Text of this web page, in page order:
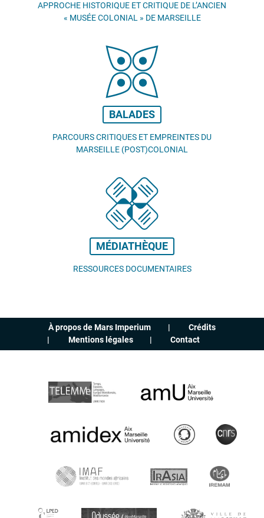
APPROCHE HISTORIQUE ET CRITIQUE DE L’ANCIEN
« MUSÉE COLONIAL » DE MARSEILLE
BALADES
PARCOURS CRITIQUES ET EMPREINTES DU
MARSEILLE (POST)COLONIAL
MÉDIATHÈQUE
RESSOURCES DOCUMENTAIRES
À propos de Mars Imperium
Crédits
Mentions légales
Contact